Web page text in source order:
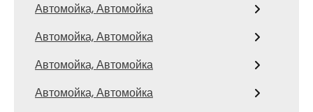
Автомойка, Автомойка
Автомойка, Автомойка
Автомойка, Автомойка
Автомойка, Автомойка